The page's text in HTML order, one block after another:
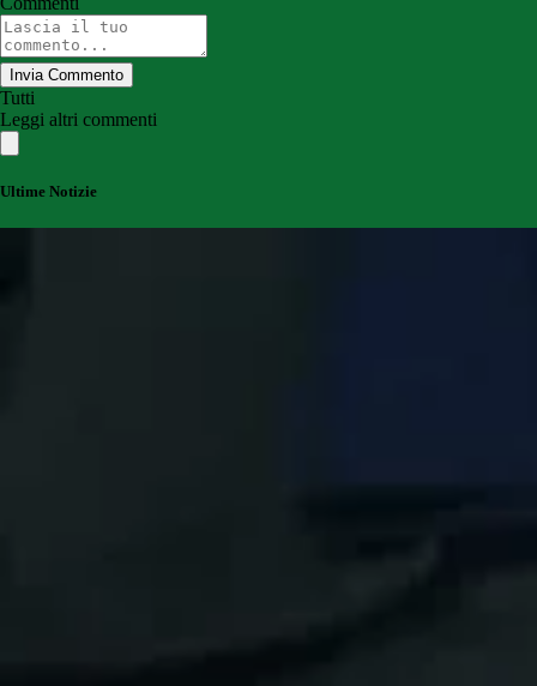
Invia Commento
Tutti
Leggi altri commenti
Ultime Notizie